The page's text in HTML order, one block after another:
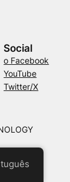
Social
o Facebook
YouTube
Twitter/X